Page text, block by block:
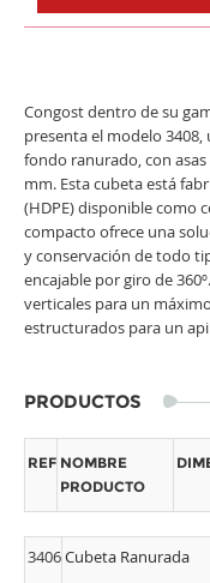
Congost dentro de su
presenta el modelo
fondo ranurado, con
mm. Esta cubeta está
(HDPE) disponible como
compacto ofrece una
y conservación de todo
encajable por giro de
verticales para un
estructurados para un
PRODUCTOS
REF NOMBRE
PRODUCTO
3406Cubeta Ranurada